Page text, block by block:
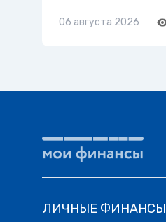
06 августа 2026
ЛИЧНЫЕ ФИНАНСЫ